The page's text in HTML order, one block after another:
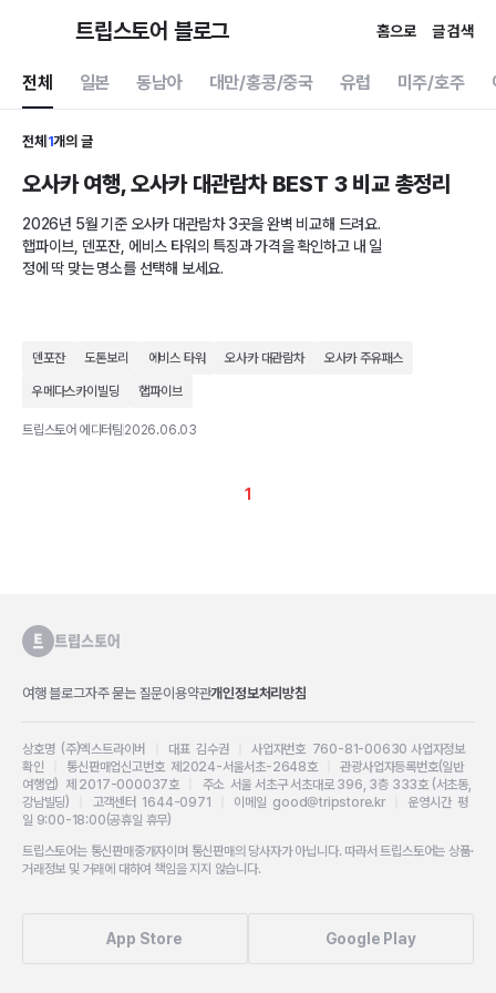
트립스토어 블로그 홈으로 글 검색
전체 일본 동남아 대만/홍콩/중국 유럽 미주/호주
전체 1개의 글
오사카 여행, 오사카 대관람차 BEST 3 비교 총정리
2026년 5월 기준 오사카 대관람차 3곳을 완벽 비교해 드려요.
햅파이브, 덴포잔, 에비스 타워의 특징과 가격을 확인하고 내 일
정에 딱 맞는 명소를 선택해 보세요.
덴포잔 도톤보리 에비스 타워 오사카 대관람차 오사카 주유패스
우메다스카이빌딩 햅파이브
트립스토어 에디터팀 2026.06.03
1
여행 블로그자주 묻는 질문이용약관개인정보처리방침
상호명 (주)엑스트라이버 대표 김수권 |사업자번호 760-81-00630 사업자정보
확인
통신판매업신고번호 제2024-서울서초-2648호|관광사업자등록번호(일반
여행업) 제 2017-000037호
주소 서울 서초구 서초대로 396, 3층 333호 (서초동,
강남빌딩)
고객센터 1644-0971 이메일 good@tripstore.kr| 운영시간 평
일 9:00-18:00(공휴일 휴무)
트립스토어는 통신판매중개자이며 통신판매의 당사자가 아닙니다. 따라서 트립스토어는 상품·
거래정보 및 거래에 대하여 책임을 지지 않습니다.
App Store Google Play